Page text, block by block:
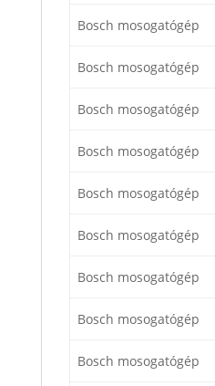
Bosch mosogatógép
Bosch mosogatógép
Bosch mosogatógép
Bosch mosogatógép
Bosch mosogatógép
Bosch mosogatógép
Bosch mosogatógép
Bosch mosogatógép
Bosch mosogatógép